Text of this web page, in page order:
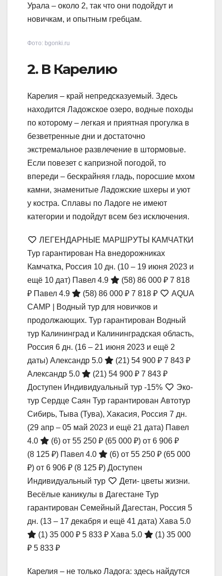
Урала – около 2, так что они подойдут и
новичкам, и опытным гребцам.
Фото: bgonki.ru
2. В Карелию
Карелия – край непредсказуемый. Здесь
находится Ладожское озеро, водные походы
по которому – легкая и приятная прогулка в
безветренные дни и достаточно
экстремальное развлечение в штормовые.
Если повезет с капризной погодой, то
впереди – бескрайняя гладь, поросшие мхом
камни, знаменитые Ладожские шхеры и уют
у костра. Сплавы по Ладоге не имеют
категории и подойдут всем без исключения.
ЛЕГЕНДАРНЫЕ МАРШРУТЫ КАМЧАТКИ
Тур гарантирован На внедорожниках
Камчатка, Россия 10 дн. (10 – 19 июня 2023 и
ещё 10 дат) Павел 4.9 (58) 86 000 ₽ 7 818
₽ Павел 4.9 (58) 86 000 ₽ 7 818 ₽
AQUA
CAMP | Водный тур для новичков и
продолжающих. Тур гарантирован Водный
тур Калининград и Калининградская область,
Россия 6 дн. (16 – 21 июня 2023 и ещё 2
даты) Александр 5.0 (21) 54 900 ₽ 7 843 ₽
Александр 5.0
(21) 54 900 ₽ 7 843 ₽
Доступен Индивидуальный тур -15%
Эко-
тур Сердце Саян Тур гарантирован Автотур
Сибирь, Тыва (Тува), Хакасия, Россия 7 дн.
(29 апр – 05 май 2023 и ещё 21 дата) Павел
4.0
(6) от 55 250 ₽ (65 000 ₽) от 6 906 ₽
(8 125 ₽) Павел 4.0 (6) от 55 250 ₽ (65 000
₽) от 6 906 ₽ (8 125 ₽) Доступен
Индивидуальный тур
Дети- цветы жизни.
Весёлые каникулы в Дагестане Тур
гарантирован Семейный Дагестан, Россия 5
дн. (13 – 17 декабря и ещё 41 дата) Хава 5.0
(1) 35 000 ₽ 5 833 ₽ Хава 5.0 (1) 35 000
₽ 5 833 ₽
Карелия – не только Ладога: здесь найдутся